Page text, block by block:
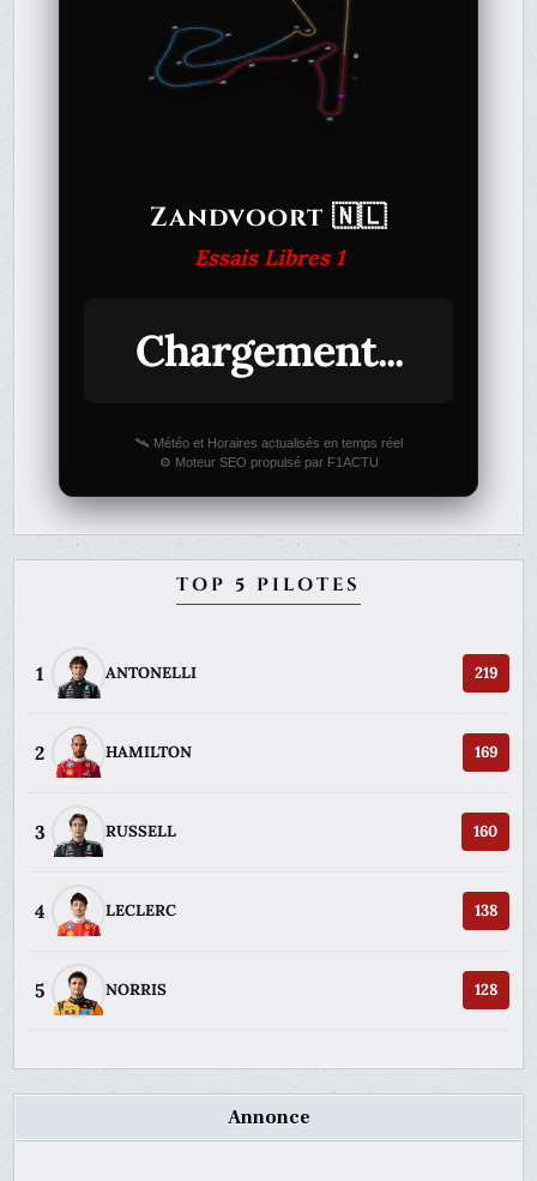
Zandvoort 🇳🇱
Essais Libres 1
Chargement...
🛰️ Météo et Horaires actualisés en temps réel
⚙️ Moteur SEO propulsé par F1ACTU
TOP 5 PILOTES
1 ANTONELLI 219
2 HAMILTON 169
3 RUSSELL 160
4 LECLERC 138
5 NORRIS 128
Annonce